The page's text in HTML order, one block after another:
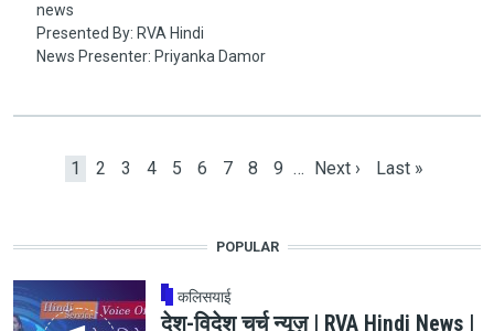
news
Presented By: RVA Hindi
News Presenter: Priyanka Damor
Current page
1 Page
2 Page
3 Page
4 Page
5 Page
6 Page
7 Page
8 Page
9 … Next page
Next › Last page
Last »
POPULAR
कलिसयाई
देश-विदेश चर्च न्यूज़ | RVA Hindi News |